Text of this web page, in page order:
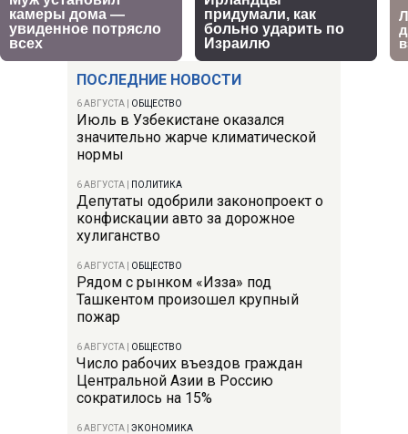
ПОСЛЕДНИЕ НОВОСТИ
6 АВГУСТА ОБЩЕСТВО
Июль в Узбекистане оказался
значительно жарче климатической
нормы
6 АВГУСТА ПОЛИТИКА
Депутаты одобрили законопроект о
конфискации авто за дорожное
хулиганство
6 АВГУСТА ОБЩЕСТВО
Рядом с рынком «Изза» под
Ташкентом произошел крупный
пожар
6 АВГУСТА ОБЩЕСТВО
Число рабочих въездов граждан
Центральной Азии в Россию
сократилось на 15%
6 АВГУСТА ЭКОНОМИКА